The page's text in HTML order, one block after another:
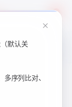
4
默认关
序列比对、